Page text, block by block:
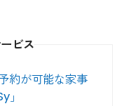
ビス
約が可能な家事
」